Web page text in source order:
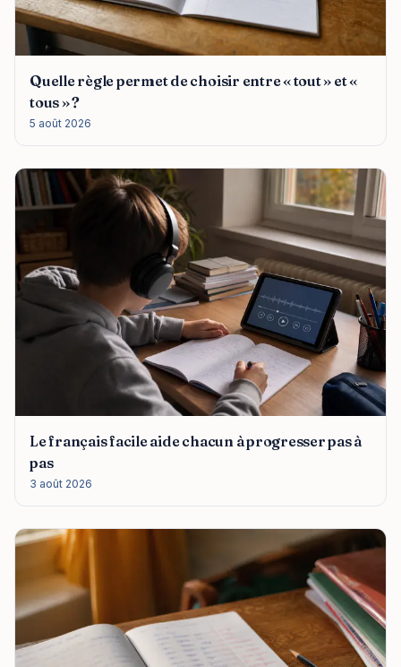
Quelle règle permet de choisir entre « tout » et «
tous » ?
5 août 2026
Le français facile aide chacun à progresser pas à
pas
3 août 2026